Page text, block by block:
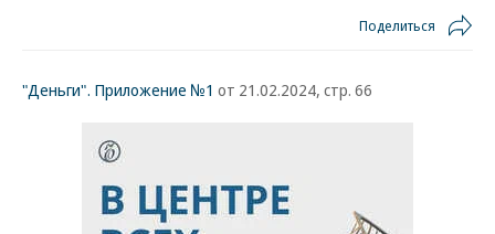
Поделиться
"Деньги". Приложение №1 от 21.02.2024, стр. 66